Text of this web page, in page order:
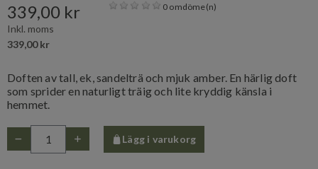
339,00 kr
Inkl. moms
339,00 kr
0 omdöme(n)
Doften av tall, ek, sandelträ och mjuk amber. En härlig doft
som sprider en naturligt träig och lite kryddig känsla i
hemmet.
Lägg i varukorg